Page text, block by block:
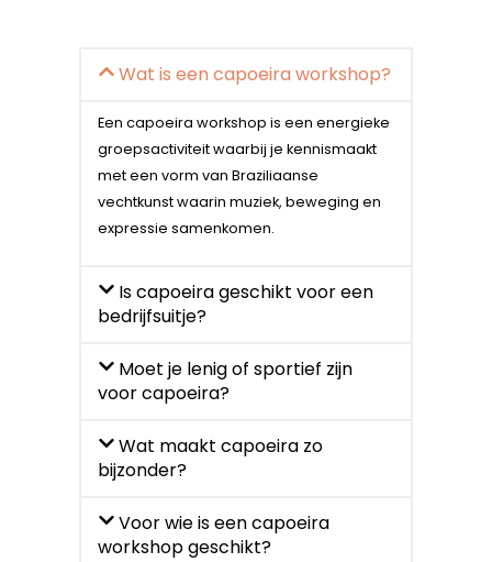
Wat is een capoeira workshop?
Een capoeira workshop is een energieke
groepsactiviteit waarbij je kennismaakt
met een vorm van Braziliaanse
vechtkunst waarin muziek, beweging en
expressie samenkomen.
Is capoeira geschikt voor een
bedrijfsuitje?
Moet je lenig of sportief zijn
voor capoeira?
Wat maakt capoeira zo
bijzonder?
Voor wie is een capoeira
workshop geschikt?